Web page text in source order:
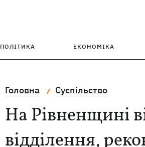
ПОЛІТИКА ЕКОНОМІКА
Головна Суспільство
На Рівненщині
відділення,